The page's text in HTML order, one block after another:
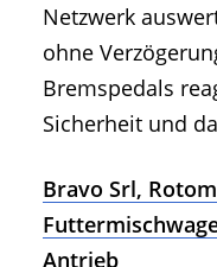
Netzwerk
ohne
Bremspedals
Sicherheit und
Bravo Srl,
Antrieb